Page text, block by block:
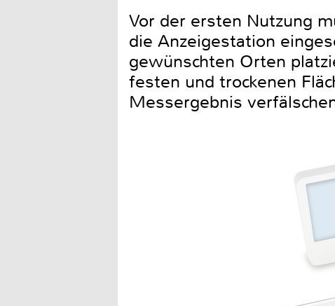
Vor der ersten Nutzung
die Anzeigestation
gewünschten Orten
festen und trockenen
Messergebnis